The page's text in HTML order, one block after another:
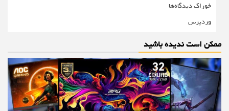
خوراک دیدگاه‌ها
وردپرس
ممکن است ندیده باشید